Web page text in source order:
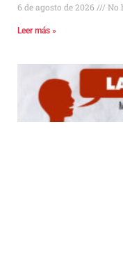
6 de agosto de 2026 No
Leer más »